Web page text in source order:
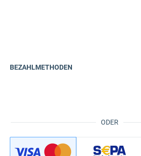
ODER
BEZAHLMETHODEN